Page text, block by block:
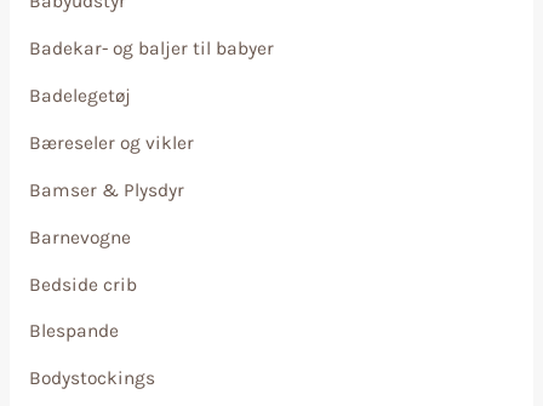
Badekar- og baljer til babyer
Badelegetøj
Bæreseler og vikler
Bamser & Plysdyr
Barnevogne
Bedside crib
Blespande
Bodystockings